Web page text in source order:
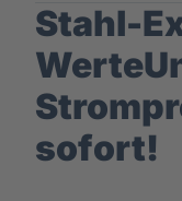
Stahl-
sofort!